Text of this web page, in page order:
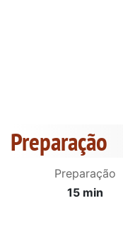
Preparação
Preparação
15 min